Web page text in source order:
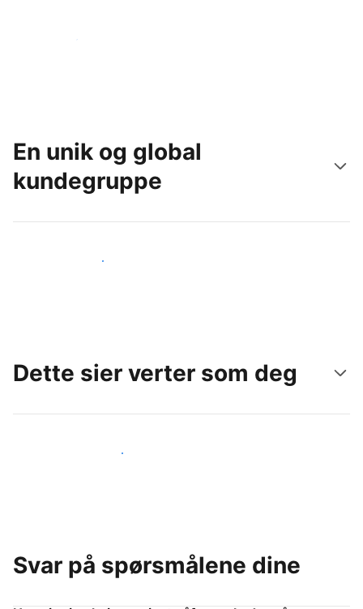
Kom i gang i dag
En unik og global
kundegruppe
Nå ut til nye gjester i dag
Dette sier verter som deg
Gjør som andre verter som deg
Svar på spørsmålene dine